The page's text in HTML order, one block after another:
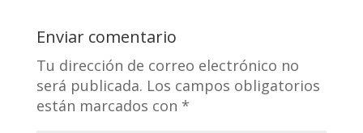
Enviar comentario
Tu dirección de correo electrónico no
será publicada. Los campos obligatorios
están marcados con *